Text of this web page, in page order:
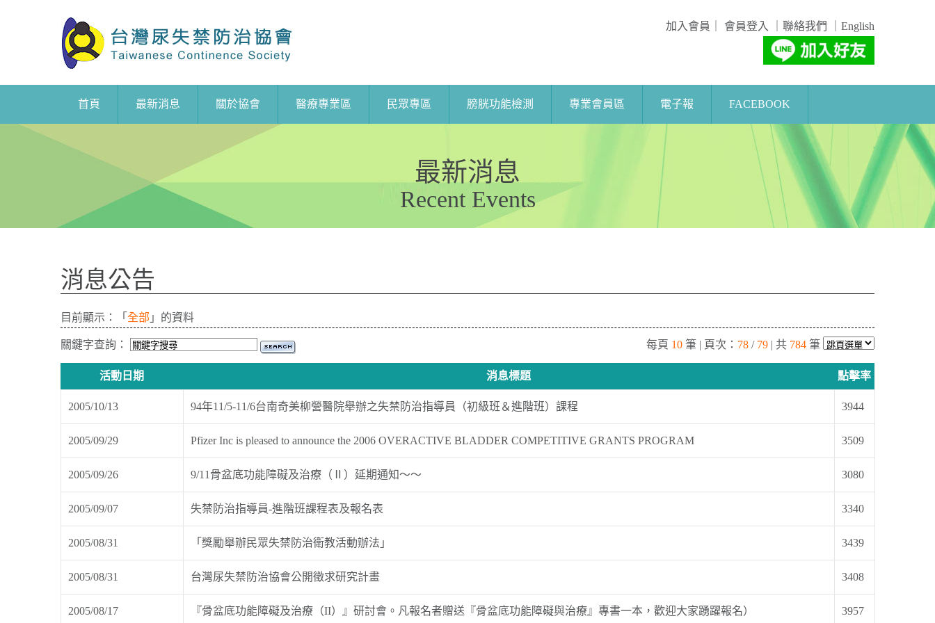
加入會員 會員登入 聯絡我們 English
首頁 最新消息 關於協會 醫療專業區 民眾專區 膀胱功能檢測 專業會員區 電子報 FACEBOOK
最新消息
Recent Events
消息公告
目前顯示：「 全部 」的資料
關鍵字查詢： 每頁 10 筆 | 頁次： 78 / 79 | 共 784 筆
活動日期 消息標題 點擊率
2005/10/13 94年11/5-11/6台南奇美柳營醫院舉辦之失禁防治指導員（初級班＆進階班）課程 3944
2005/09/29 Pfizer Inc is pleased to announce the 2006 OVERACTIVE BLADDER COMPETITIVE GRANTS PROGRAM 3509
2005/09/26 9/11骨盆底功能障礙及治療（Ⅱ）延期通知～～ 3080
2005/09/07 失禁防治指導員-進階班課程表及報名表 3340
2005/08/31 「獎勵舉辦民眾失禁防治衛教活動辦法」 3439
2005/08/31 台灣尿失禁防治協會公開徵求研究計畫 3408
2005/08/17 『骨盆底功能障礙及治療（II）』研討會。凡報名者贈送『骨盆底功能障礙與治療』專書一本，歡迎大家踴躍報名） 3957